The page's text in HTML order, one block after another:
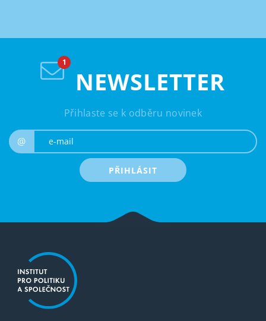
NEWSLETTER
Přihlaste se k odběru novinek
@
PŘIHLÁSIT